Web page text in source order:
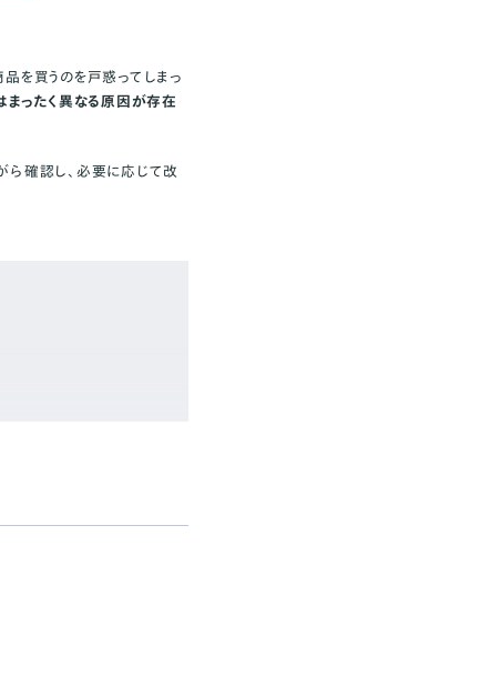
を買うのを戸惑ってしまっ
まったく異なる原因が存在
ら確認し、必要に応じて改